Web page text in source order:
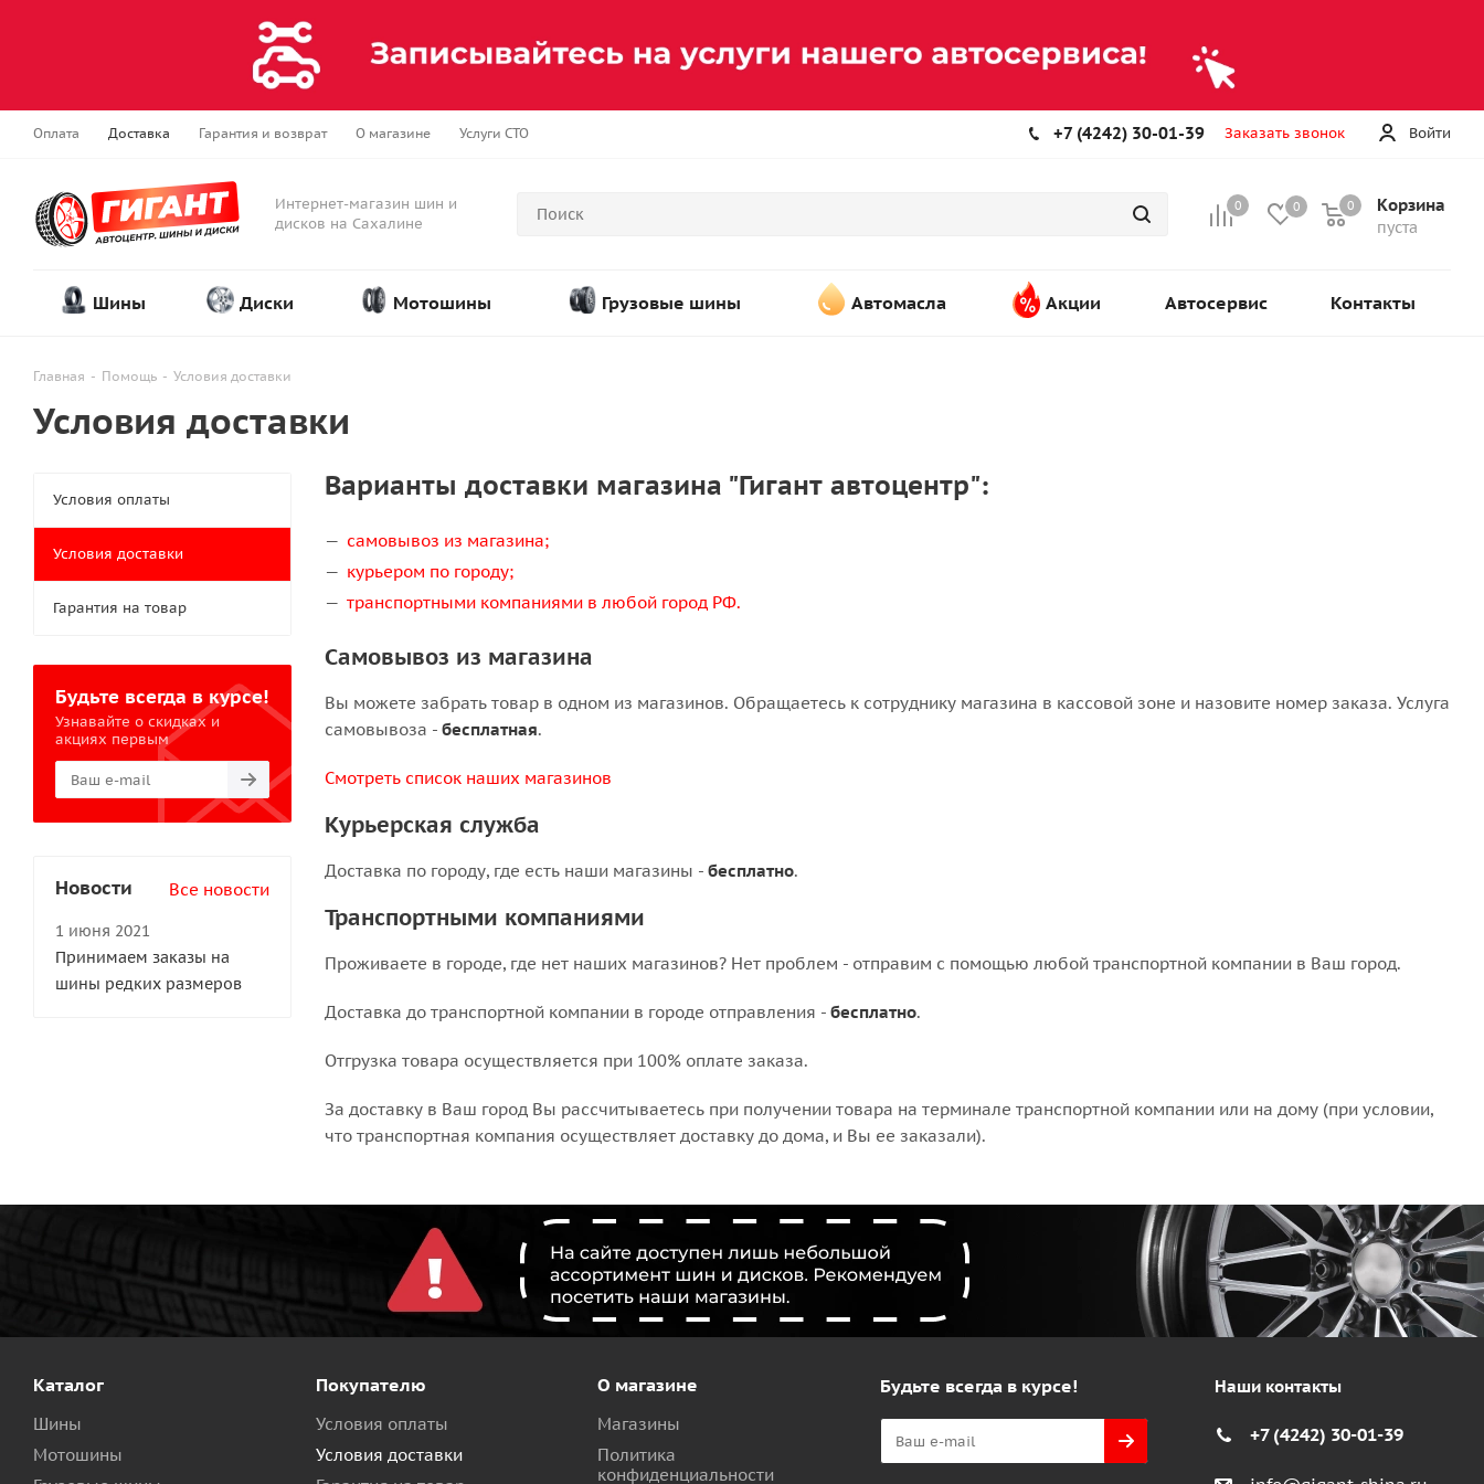
Оплата Доставка Гарантия и возврат О магазине Услуги СТО Войти
+7 (4242) 30-01-39 Заказать звонок
Интернет-магазин шин и
дисков на Сахалине
0 0 Корзина
пуста
0
Шины Диски Мотошины Грузовые шины Автомасла Акции Автосервис Контакты
Главная - Помощь - Условия доставки
Условия доставки
Варианты доставки магазина "Гигант автоцентр":
самовывоз из магазина;
курьером по городу;
транспортными компаниями в любой город РФ.
Самовывоз из магазина
Вы можете забрать товар в одном из магазинов. Обращаетесь к сотруднику магазина в кассовой зоне и назовите номер заказа. Услуга
самовывоза - бесплатная.
Смотреть список наших магазинов
Курьерская служба
Доставка по городу, где есть наши магазины - бесплатно.
Транспортными компаниями
Проживаете в городе, где нет наших магазинов? Нет проблем - отправим с помощью любой транспортной компании в Ваш город.
Доставка до транспортной компании в городе отправления - бесплатно.
Отгрузка товара осуществляется при 100% оплате заказа.
За доставку в Ваш город Вы рассчитываетесь при получении товара на терминале транспортной компании или на дому (при условии,
что транспортная компания осуществляет доставку до дома, и Вы ее заказали).
Условия оплаты
Условия доставки
Гарантия на товар
Будьте всегда в курсе!
Узнавайте о скидках и
акциях первым
Новости Все новости
1 июня 2021
Принимаем заказы на
шины редких размеров
Каталог
Шины
Мотошины
Покупателю
Условия оплаты
Условия доставки
О магазине
Магазины
Политика
конфиденциальности
Будьте всегда в курсе! Наши контакты
+7 (4242) 30-01-39